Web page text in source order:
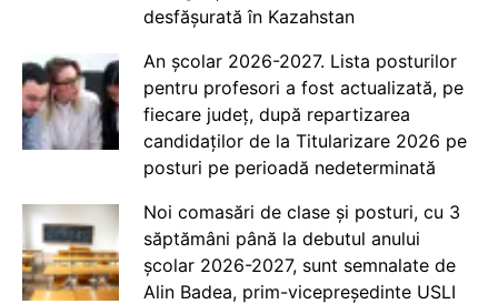
desfășurată în Kazahstan
An școlar 2026-2027. Lista posturilor
pentru profesori a fost actualizată, pe
fiecare județ, după repartizarea
candidaților de la Titularizare 2026 pe
posturi pe perioadă nedeterminată
Noi comasări de clase și posturi, cu 3
săptămâni până la debutul anului
școlar 2026-2027, sunt semnalate de
Alin Badea, prim-vicepreședinte USLI